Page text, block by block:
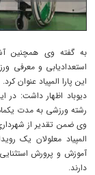
به گفته وی همچنین
استعدادیابی و معرفی
این پارا المپیاد عنوان کرد.
رشته ورزشی به مدت
المپیاد معلولان یک
آموزش و پرورش
دارند.